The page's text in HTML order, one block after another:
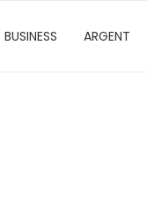
BUSINESS ARGENT